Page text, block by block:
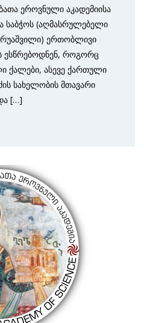
ეროვნული აკადემიისა
(აღმასრულებელი
ერთობლივი
ესწრებოდნენ, როგორც
ქალები, ასევე ქართული
სახელობის მთავარი
[…]